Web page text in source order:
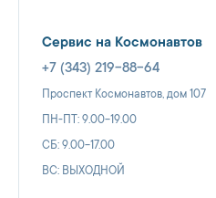
Сервис на Космонавтов
+7 (343) 219-88-64
Проспект Космонавтов, дом 107
ПН-ПТ: 9.00-19.00
СБ: 9.00-17.00
ВС: ВЫХОДНОЙ